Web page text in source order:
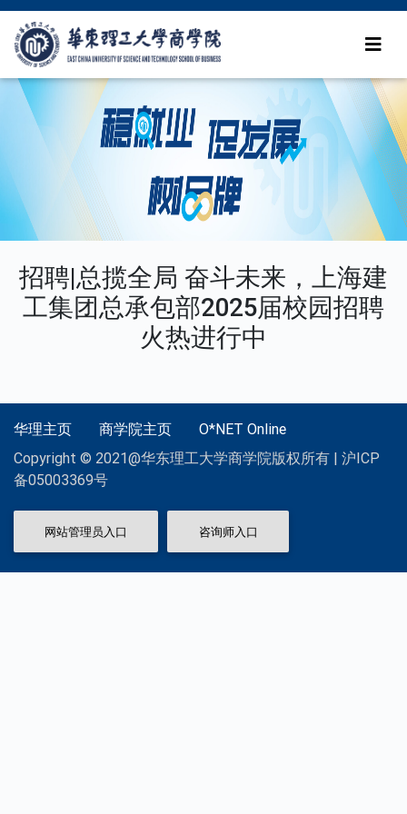
招聘|总揽全局 奋斗未来，上海建
工集团总承包部2025届校园招聘
火热进行中
华理主页 商学院主页
O*NET Online
Copyright © 2021@华东理工大学商学院版权所有 | 沪ICP
备05003369号
网站管理员入口 咨询师入口